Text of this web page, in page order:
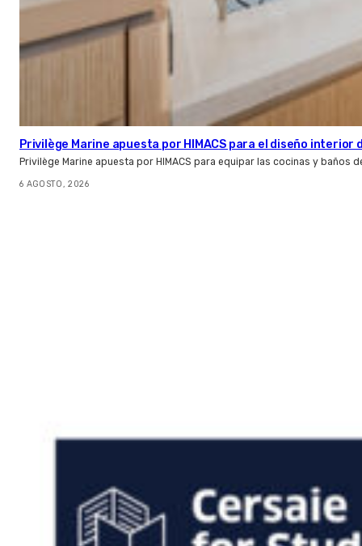
Privilège Marine apuesta por HIMACS para el diseño interior
Privilège Marine apuesta por HIMACS para equipar las cocinas y baños
6 AGOSTO, 2026